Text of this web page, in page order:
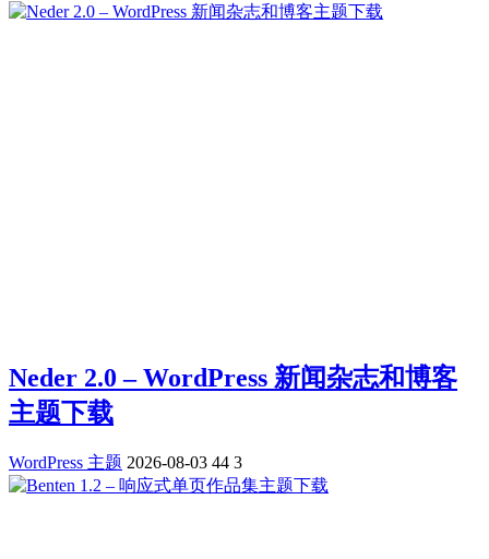
Neder 2.0 – WordPress 新闻杂志和博客
主题下载
WordPress 主题 2026-08-03 44 3